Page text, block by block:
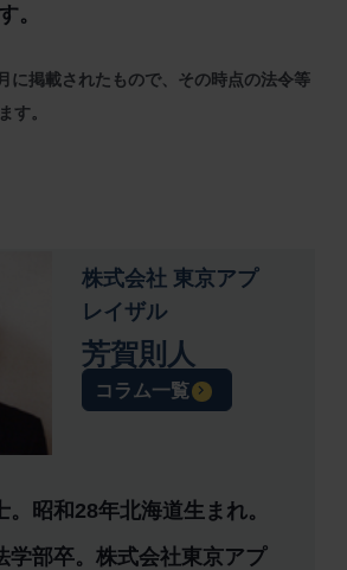
。
に掲載されたもので、その時点の法令等
す。
昭和28年北海道生まれ。
学部卒。株式会社東京アプ
株式会社 東京アプ
レイザル
芳賀則人
コラム一覧